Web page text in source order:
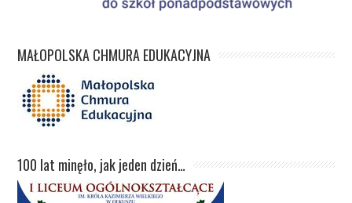
MAŁOPOLSKA CHMURA EDUKACYJNA
100 lat minęło, jak jeden dzień…